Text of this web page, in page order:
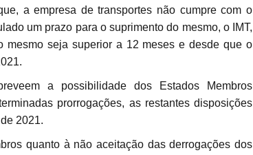
a empresa de transportes não cumpre com o
um prazo para o suprimento do mesmo, o IMT,
mesmo seja superior a 12 meses e desde que o
prorrogações, as restantes disposições
2021.